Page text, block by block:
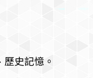
史記憶。